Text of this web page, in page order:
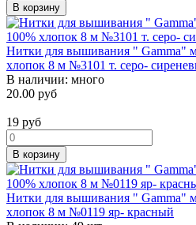
В корзину
Нитки для вышивания " Gamma"
хлопок 8 м №3101 т. серо-
В наличии: много
20.00 руб
19 руб
В корзину
Нитки для вышивания " Gamma"
хлопок 8 м №0119 яр- красный